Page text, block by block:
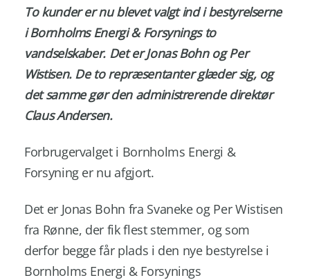
To kunder er nu blevet valgt ind i bestyrelserne
i Bornholms Energi & Forsynings to
vandselskaber. Det er Jonas Bohn og Per
Wistisen. De to repræsentanter glæder sig, og
det samme gør den administrerende direktør
Claus Andersen.
Forbrugervalget i Bornholms Energi &
Forsyning er nu afgjort.
Det er Jonas Bohn fra Svaneke og Per Wistisen
fra Rønne, der fik flest stemmer, og som
derfor begge får plads i den nye bestyrelse i
Bornholms Energi & Forsynings